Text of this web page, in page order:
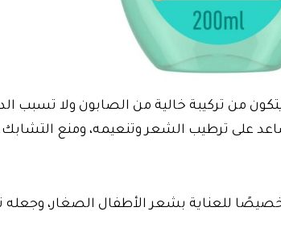
تركيبة خالية من الصابون ولا تسبب
على ترطيب الشعر وتنعيمه، ومنع
للعناية بشعر الأطفال الصغار،